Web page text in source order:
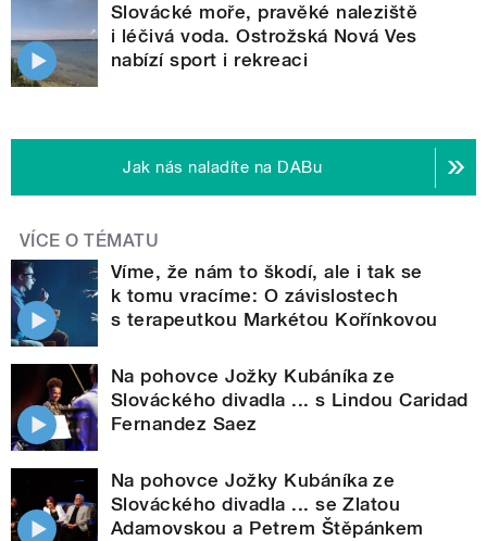
Slovácké moře, pravěké naleziště
i léčivá voda. Ostrožská Nová Ves
nabízí sport i rekreaci
Jak nás naladíte na DABu
VÍCE O TÉMATU
Víme, že nám to škodí, ale i tak se
k tomu vracíme: O závislostech
s terapeutkou Markétou Kořínkovou
Na pohovce Jožky Kubáníka ze
Slováckého divadla ... s Lindou Caridad
Fernandez Saez
Na pohovce Jožky Kubáníka ze
Slováckého divadla ... se Zlatou
Adamovskou a Petrem Štěpánkem